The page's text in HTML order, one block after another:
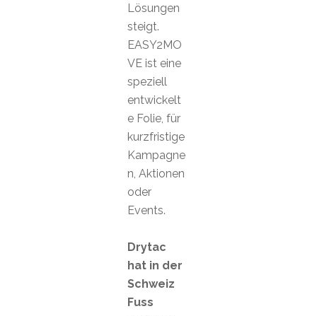
Lösungen
steigt.
EASY2MO
VE ist eine
speziell
entwickelt
e Folie, für
kurzfristige
Kampagne
n, Aktionen
oder
Events.
Drytac
hat in der
Schweiz
Fuss